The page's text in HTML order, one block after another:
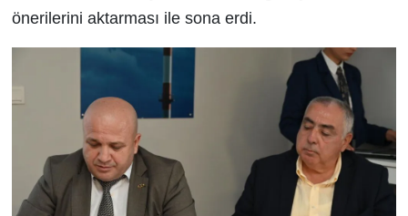
önerilerini aktarması ile sona erdi.